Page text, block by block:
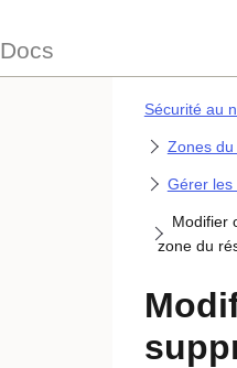
Docs
Sécurité au
Zones
Gérer les
Modifier
zone du